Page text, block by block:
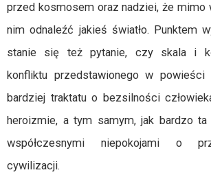
przed kosmosem oraz nadziei, że
nim odnaleźć jakieś światło. Punktem
stanie się też pytanie, czy skala i
konfliktu przedstawionego w
bardziej traktatu o bezsilności
heroizmie, a tym samym, jak bardzo
współczesnymi niepokojami o
cywilizacji.